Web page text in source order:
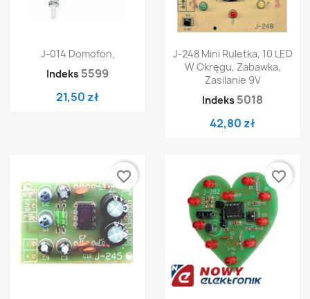
J-014 Domofon,
Indeks 5599
21,50 zł
J-248 Mini Ruletka, 10 LED
W Okręgu, Zabawka,
Zasilanie 9V
Indeks 5018
42,80 zł
favorite_border favorite_border